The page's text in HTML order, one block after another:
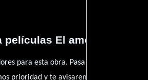
El amor y esas
para esta obra. Pasa por nuestro
prioridad y te avisaremos cuando se